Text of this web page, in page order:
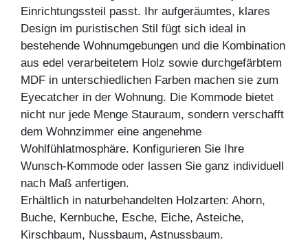
Einrichtungssteil passt. Ihr aufgeräumtes, klares
Design im puristischen Stil fügt sich ideal in
bestehende Wohnumgebungen und die Kombination
aus edel verarbeitetem Holz sowie durchgefärbtem
MDF in unterschiedlichen Farben machen sie zum
Eyecatcher in der Wohnung. Die Kommode bietet
nicht nur jede Menge Stauraum, sondern verschafft
dem Wohnzimmer eine angenehme
Wohlfühlatmosphäre. Konfigurieren Sie Ihre
Wunsch-Kommode oder lassen Sie ganz individuell
nach Maß anfertigen.
Erhältlich in naturbehandelten Holzarten: Ahorn,
Buche, Kernbuche, Esche, Eiche, Asteiche,
Kirschbaum, Nussbaum, Astnussbaum.